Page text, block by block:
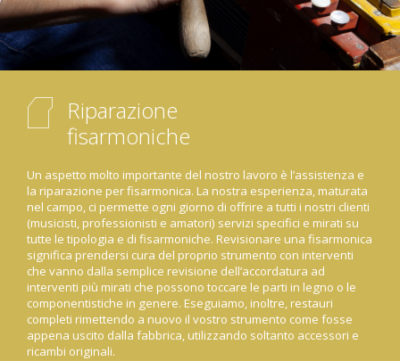
Riparazione
fisarmoniche
Un aspetto molto importante del nostro lavoro è l’assistenza e
la riparazione per fisarmonica. La nostra esperienza, maturata
nel campo, ci permette ogni giorno di offrire a tutti i nostri clienti
(musicisti, professionisti e amatori) servizi specifici e mirati su
tutte le tipologia e di fisarmoniche. Revisionare una fisarmonica
significa prendersi cura del proprio strumento con interventi
che vanno dalla semplice revisione dell’accordatura ad
interventi più mirati che possono toccare le parti in legno o le
componentistiche in genere. Eseguiamo, inoltre, restauri
completi rimettendo a nuovo il vostro strumento come fosse
appena uscito dalla fabbrica, utilizzando soltanto accessori e
ricambi originali.